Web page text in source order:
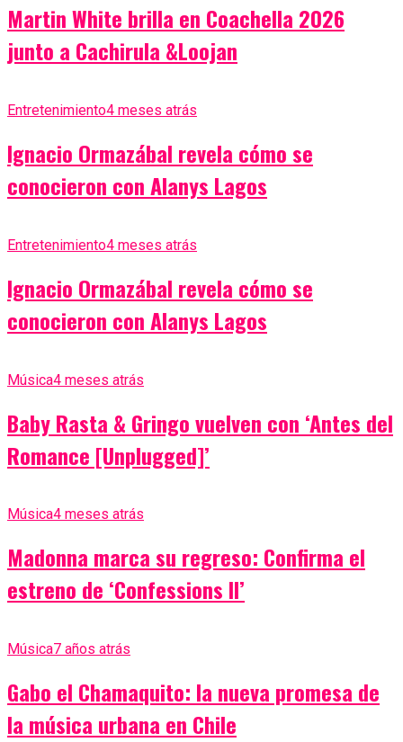
Martin White brilla en Coachella 2026
junto a Cachirula &Loojan
Entretenimiento4 meses atrás
Ignacio Ormazábal revela cómo se
conocieron con Alanys Lagos
Entretenimiento4 meses atrás
Ignacio Ormazábal revela cómo se
conocieron con Alanys Lagos
Música4 meses atrás
Baby Rasta & Gringo vuelven con ‘Antes del
Romance [Unplugged]’
Música4 meses atrás
Madonna marca su regreso: Confirma el
estreno de ‘Confessions II’
Música7 años atrás
Gabo el Chamaquito: la nueva promesa de
la música urbana en Chile